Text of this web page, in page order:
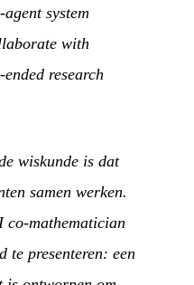
system
with
research
wiskunde is dat
samen werken.
co-mathematician
te presenteren: een